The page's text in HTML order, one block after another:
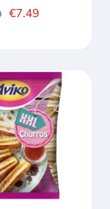
€7.49